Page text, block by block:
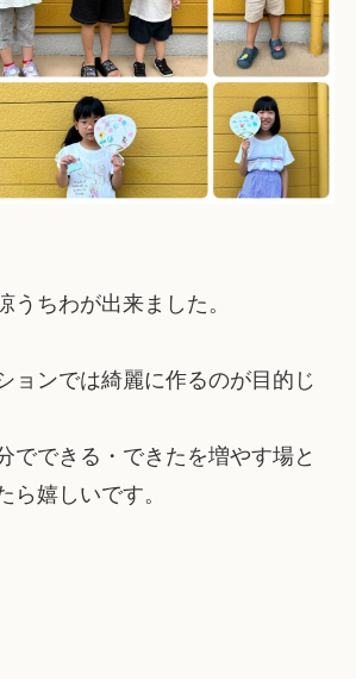
うちわが出来ました。
ョンでは綺麗に作るのが目的じ
でできる・できたを増やす場と
ら嬉しいです。